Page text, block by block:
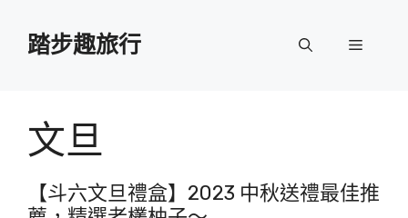
踏步趣旅行 選
文旦
【斗六文旦禮盒】2023 中秋送禮最佳推